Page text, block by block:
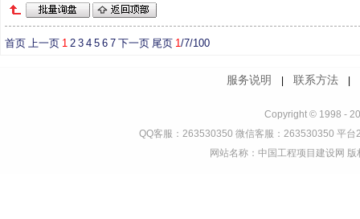
首页 上一页 1 2 3 4 5 6 7 下一页 尾页 1/7/100
服务说明 联系方法
Copyright © 1998 -
QQ客服：263530350 微信客服：263530350 平
网站名称：中国工程项目建设网